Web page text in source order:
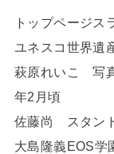
トップページス
ユネスコ世界
萩原れいこ 写
年2月頃
佐藤尚 スタン
大島隆義EOS学